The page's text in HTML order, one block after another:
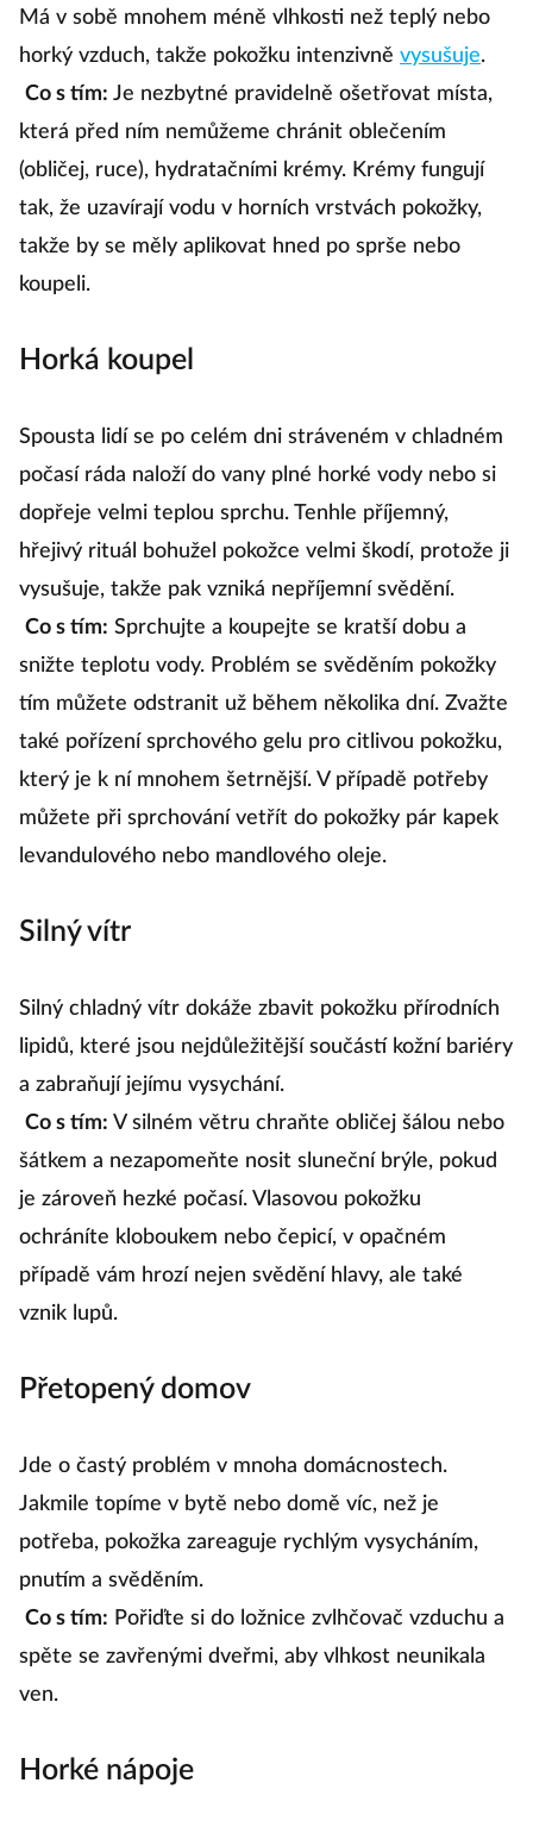
Má v sobě mnohem méně vlhkosti než teplý nebo
horký vzduch, takže pokožku intenzivně vysušuje.
Co s tím: Je nezbytné pravidelně ošetřovat místa,
která před ním nemůžeme chránit oblečením
(obličej, ruce), hydratačními krémy. Krémy fungují
tak, že uzavírají vodu v horních vrstvách pokožky,
takže by se měly aplikovat hned po sprše nebo
koupeli.
Horká koupel
Spousta lidí se po celém dni stráveném v chladném
počasí ráda naloží do vany plné horké vody nebo si
dopřeje velmi teplou sprchu. Tenhle příjemný,
hřejivý rituál bohužel pokožce velmi škodí, protože ji
vysušuje, takže pak vzniká nepříjemní svědění.
Co s tím: Sprchujte a koupejte se kratší dobu a
snižte teplotu vody. Problém se svěděním pokožky
tím můžete odstranit už během několika dní. Zvažte
také pořízení sprchového gelu pro citlivou pokožku,
který je k ní mnohem šetrnější. V případě potřeby
můžete při sprchování vetřít do pokožky pár kapek
levandulového nebo mandlového oleje.
Silný vítr
Silný chladný vítr dokáže zbavit pokožku přírodních
lipidů, které jsou nejdůležitější součástí kožní bariéry
a zabraňují jejímu vysychání.
Co s tím: V silném větru chraňte obličej šálou nebo
šátkem a nezapomeňte nosit sluneční brýle, pokud
je zároveň hezké počasí. Vlasovou pokožku
ochráníte kloboukem nebo čepicí, v opačném
případě vám hrozí nejen svědění hlavy, ale také
vznik lupů.
Přetopený domov
Jde o častý problém v mnoha domácnostech.
Jakmile topíme v bytě nebo domě víc, než je
potřeba, pokožka zareaguje rychlým vysycháním,
pnutím a svěděním.
Co s tím: Pořiďte si do ložnice zvlhčovač vzduchu a
spěte se zavřenými dveřmi, aby vlhkost neunikala
ven.
Horké nápoje